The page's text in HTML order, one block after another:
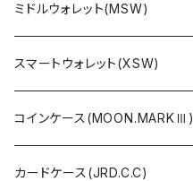
ミドルウォレット(MSW)
スマートウォレット(XSW)
コインケース(MOON.MARKⅢ)
カードケース(JRD.C.C)